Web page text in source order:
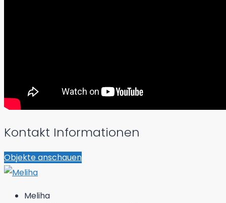
Kontakt Informationen
Objekte anschauen
Meliha